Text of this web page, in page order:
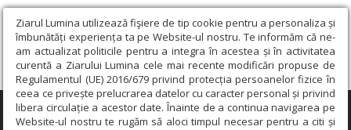
Ziarul Lumina utilizează fişiere de tip cookie pentru a personaliza și
îmbunătăți experiența ta pe Website-ul nostru. Te informăm că ne-
am actualizat politicile pentru a integra în acestea și în activitatea
curentă a Ziarului Lumina cele mai recente modificări propuse de
Regulamentul (UE) 2016/679 privind protecția persoanelor fizice în
ceea ce privește prelucrarea datelor cu caracter personal și privind
libera circulație a acestor date. Înainte de a continua navigarea pe
Website-ul nostru te rugăm să aloci timpul necesar pentru a citi și
×